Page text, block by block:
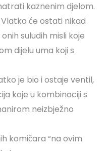
kaznenim djelom.
Vlatko će ostati nikad
suludih misli koje
dijelu uma koji s
je bio i ostaje ventil,
koje u kombinaciji s
neizbježno
komičara “na ovim